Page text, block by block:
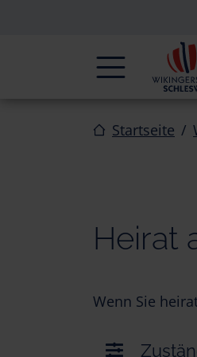
Navigation
Startseite
Heirat
Wenn Sie